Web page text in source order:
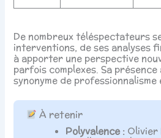
De nombreux téléspectateurs
interventions, de ses analyses
à apporter une perspective
parfois complexes. Sa présence
synonyme de professionnalisme
À retenir
Polyvalence :Olivier